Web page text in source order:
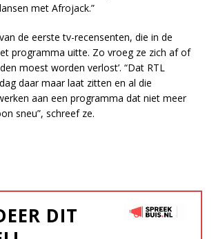
met Afrojack.”
de eerste tv-recensenten, die in de
programma uitte. Zo vroeg ze zich af of
moest worden verlost’. “Dat RTL
daar maar laat zitten en al die
aan een programma dat niet meer
sneu”, schreef ze.
DIT